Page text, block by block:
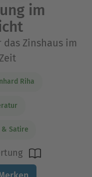
im
Zinshaus im
Riha
& Satire